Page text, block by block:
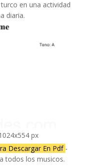
en una actividad
diaria.
px
Descargar En Pdf -
todos los musicos.